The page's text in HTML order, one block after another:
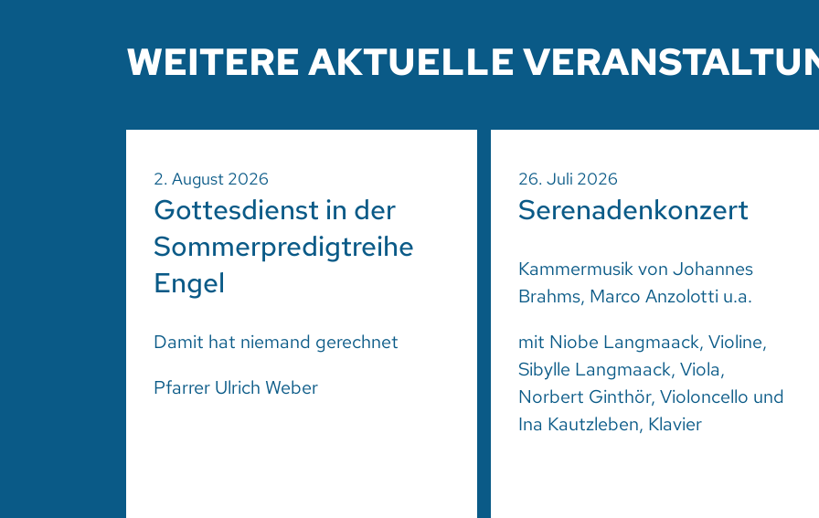
WEITERE AKTUELLE
2. August 2026
Gottesdienst in der
Sommerpredigtreihe
Engel
Damit hat niemand gerechnet
Pfarrer Ulrich Weber
26. Juli 2026
Serenadenkonzert
Kammermusik von Johannes
Brahms, Marco Anzolotti u.a.
mit Niobe Langmaack, Violine,
Sibylle Langmaack, Viola,
Norbert Ginthör, Violoncello und
Ina Kautzleben, Klavier